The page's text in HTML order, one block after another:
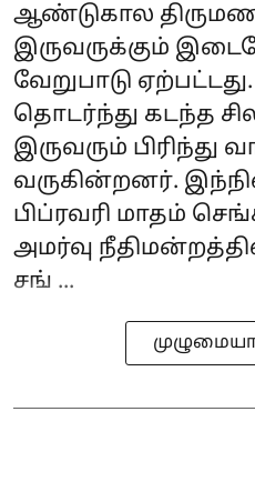
ஆண்டுகால
இருவருக்கும்
வேறுபாடு
தொடர்ந்து கடந்த
இருவரும் பிரிந்து
வருகின்றனர்.
பிப்ரவரி மாதம்
அமர்வு
சங் ...